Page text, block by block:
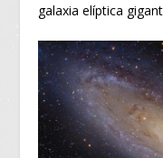
galaxia elíptica